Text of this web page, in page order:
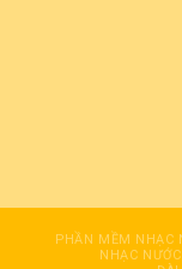
PHẦN MỀM NHẠC
NHẠC